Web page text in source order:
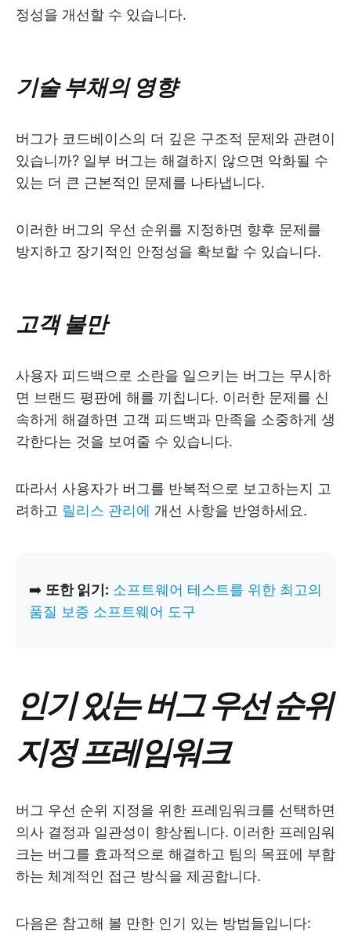
정성을 개선할 수 있습니다.
기술 부채의 영향
버그가 코드베이스의 더 깊은 구조적 문제와 관련이
있습니까? 일부 버그는 해결하지 않으면 악화될 수
있는 더 큰 근본적인 문제를 나타냅니다.
이러한 버그의 우선 순위를 지정하면 향후 문제를
방지하고 장기적인 안정성을 확보할 수 있습니다.
고객 불만
사용자 피드백으로 소란을 일으키는 버그는 무시하
면 브랜드 평판에 해를 끼칩니다. 이러한 문제를 신
속하게 해결하면 고객 피드백과 만족을 소중하게 생
각한다는 것을 보여줄 수 있습니다.
따라서 사용자가 버그를 반복적으로 보고하는지 고
려하고 릴리스 관리에 개선 사항을 반영하세요.
➡️ 또한 읽기: 소프트웨어 테스트를 위한 최고의
품질 보증 소프트웨어 도구
인기 있는 버그 우선 순위
지정 프레임워크
버그 우선 순위 지정을 위한 프레임워크를 선택하면
의사 결정과 일관성이 향상됩니다. 이러한 프레임워
크는 버그를 효과적으로 해결하고 팀의 목표에 부합
하는 체계적인 접근 방식을 제공합니다.
다음은 참고해 볼 만한 인기 있는 방법들입니다: